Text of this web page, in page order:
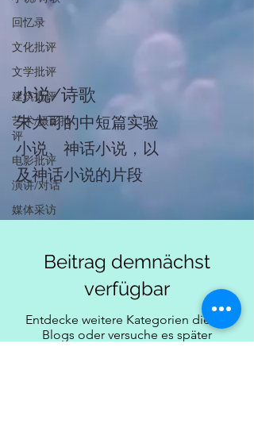
回忆录
文化批评
文学批评
建筑批评
艺术/摄影批
评
电影批评
演讲/对话
媒体采访
小说/诗歌
朱大可的中短篇实验
小说、神话小说，以
及神话小说的片段
Beitrag demnächst
verfügbar
Entdecke weitere Kategorien dieses
Blogs oder versuche es später